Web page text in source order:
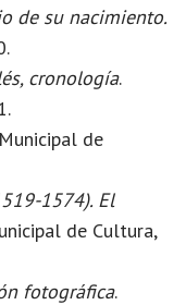
de su nacimiento.
cronología.
de
1574). El
de Cultura,
fotográfica.